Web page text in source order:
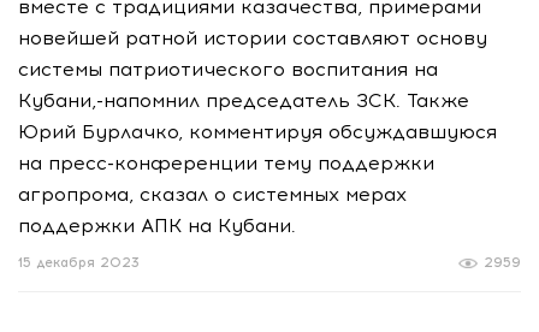
вместе с традициями казачества, примерами
новейшей ратной истории составляют основу
системы патриотического воспитания на
Кубани,-напомнил председатель ЗСК. Также
Юрий Бурлачко, комментируя обсуждавшуюся
на пресс-конференции тему поддержки
агропрома, сказал о системных мерах
поддержки АПК на Кубани.
2959
15 декабря 2023